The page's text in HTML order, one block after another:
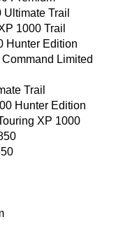
Trail
1000 Trail
Hunter Edition
Limited
Trail
Hunter Edition
XP 1000